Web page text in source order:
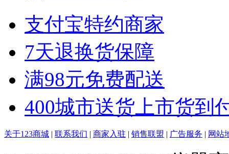
支付宝特约商家
7天退换货保障
满98元免费配送
400城市送货上市货到
关于123商城 | 联系我们 | 商家入驻 | 销售联盟 | 广告服务 | 网站